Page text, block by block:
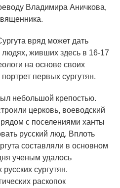
Владимира Аничкова,
вряд может дать
живших здесь в 16-17
на основе своих
первых сургутян.
небольшой крепостью.
церковь, воеводский
с поселениями ханты
русский люд. Вплоть
составляли в основном
ученым удалось
сургутян.
раскопок